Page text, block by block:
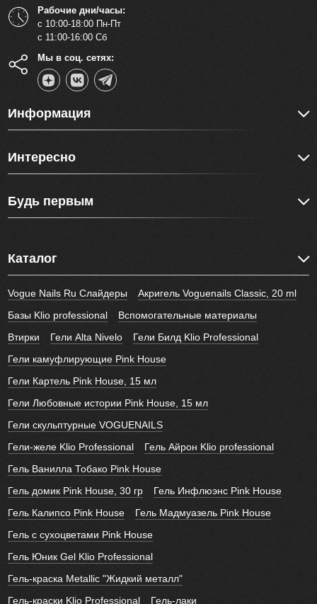
Рабочие дни/часы:
с 10:00-18:00 Пн-Пт
с 11:00-16:00 Сб
Мы в соц. сетях:
Информация
Интересно
Будь первым
Каталог
Vogue Nails Ru Слайдеры
Акригель Voguenails Classic, 20 ml
Базы Klio professional
Вспомогательные материалы
Втирки
Гели Alta Nivelo
Гели Билд Klio Professional
Гели камуфлирующие Pink House
Гели Картель Pink House, 15 мл
Гели Любовные истории Pink House, 15 мл
Гели скульптурные VOGUENAILS
Гели-желе Klio Professional
Гель Айрон Klio professional
Гель Ванилла Тобако Pink House
Гель домик Pink House, 30 гр
Гель Инфлюэнс Pink House
Гель Калипсо Pink House
Гель Мадмуазель Pink House
Гель с сухоцветами Pink House
Гель Юник Gel Klio Professional
Гель-краска Metallic "Жидкий металл"
Гель-краски Klio Professional
Гель-лаки